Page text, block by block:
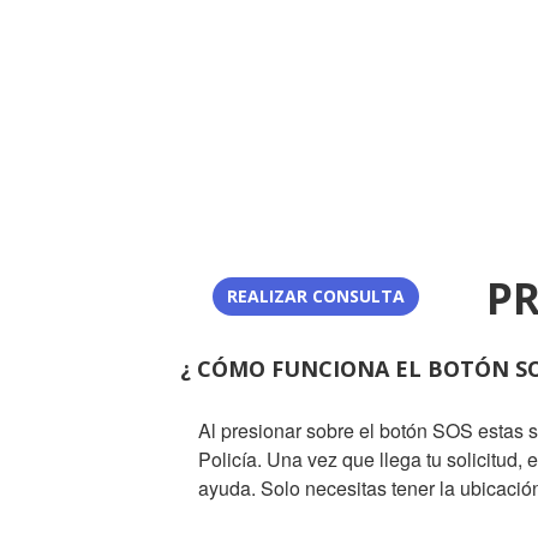
REALIZAR CONSULTA
¿ CÓMO FUNCIONA EL BOTÓN
Al presionar sobre el botón SOS estas
Policía. Una vez que llega tu solicitud,
ayuda. Solo necesitas tener la